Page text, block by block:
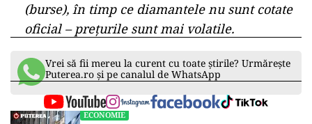
(burse), în timp ce diamantele nu sunt cotate
oficial – prețurile sunt mai volatile.
Vrei să fii mereu la curent cu toate știrile? Urmărește
Puterea.ro și pe canalul de WhatsApp
ECONOMIE